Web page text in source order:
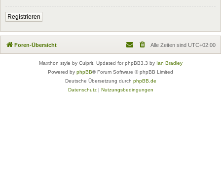
Registrieren
Foren-Übersicht Alle Zeiten sind UTC+02:00
Maxthon style by Culprit. Updated for phpBB3.3 by Ian Bradley
Powered by phpBB® Forum Software © phpBB Limited
Deutsche Übersetzung durch phpBB.de
Datenschutz| Nutzungsbedingungen